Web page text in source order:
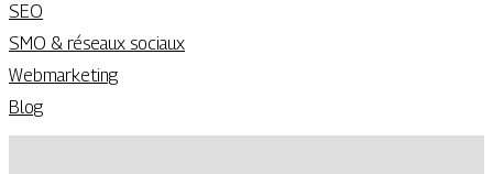
SEO
SMO & réseaux sociaux
Webmarketing
Blog